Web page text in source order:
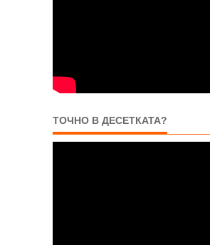
ТОЧНО В ДЕСЕТКАТА?